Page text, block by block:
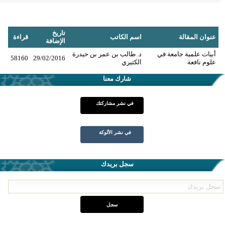
عنوان المقالة اسم الكاتب
تاريخ
الإضافة
قراءة
أبيات علمية جامعة في
علوم نافعة
د. طالب بن عمر بن حيدرة
الكثيري
29/02/2016
58160
شارك معنا
في نشر مشاركتك
في نشر الألوكة
سجل بريدك